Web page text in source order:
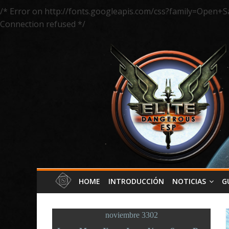
/* Error on http://fonts.googleapis.com/
Connection refused */
HOME INTRODUCCIÓN NOTICIAS
noviembre 3302